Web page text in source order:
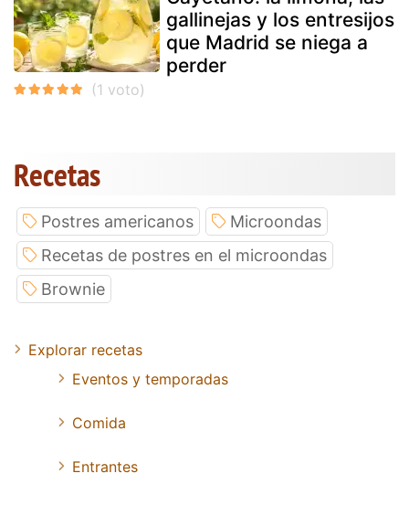
gallinejas y los entresijos
que Madrid se niega a
perder
Recetas
Postres americanos
Microondas
Recetas de postres en el microondas
Brownie
Explorar recetas
Eventos y temporadas
Comida
Entrantes